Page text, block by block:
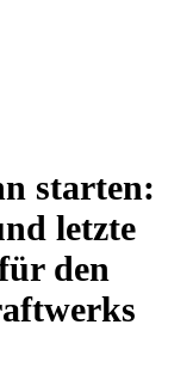
starten:
letzte
den